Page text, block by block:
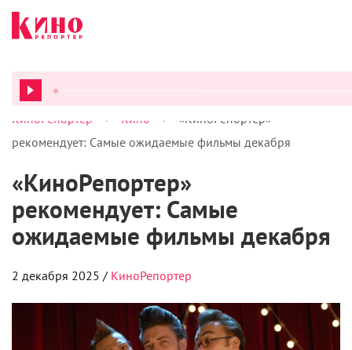
КиноРепортер > Кино >
«КиноРепортер»
рекомендует: Самые ожидаемые фильмы декабря
«КиноРепортер»
рекомендует: Самые
ожидаемые фильмы декабря
2 декабря 2025 / КиноРепортер